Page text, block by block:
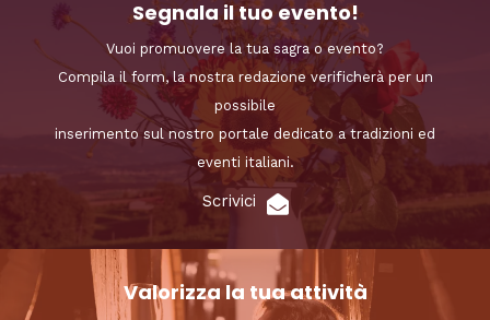
Segnala il tuo evento!
Vuoi promuovere la tua sagra o evento?
Compila il form, la nostra redazione verificherà per un
possibile
inserimento sul nostro portale dedicato a tradizioni ed
eventi italiani.
Scrivici
Valorizza la tua attività